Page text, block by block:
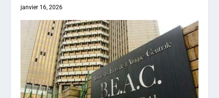
janvier 16, 2026